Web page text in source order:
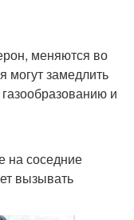
меняются во
могут замедлить
и
на соседние
вызывать